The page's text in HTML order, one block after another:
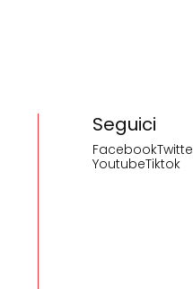
Seguici
Facebook
YoutubeTiktok